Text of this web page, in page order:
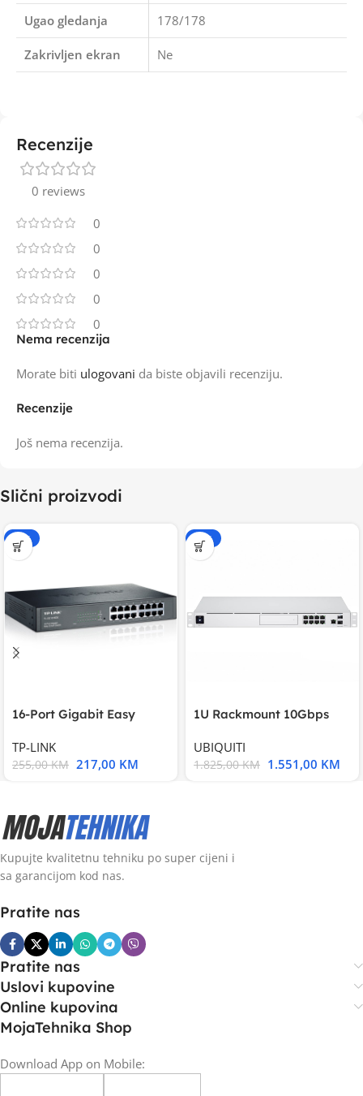
Ugao gledanja 178/178
Zakrivljen ekran Ne
Recenzije
0 reviews
0
0
0
0
0
Recenzije
Još nema recenzija.
Nema recenzija
Morate biti ulogovani da biste objavili recenziju.
Slični proizvodi
-15%
16-Port Gigabit Easy
TP-LINK
255,00KM 217,00 KM
-15%
1U Rackmount 10Gbps
UBIQUITI
1.825,00KM 1.551,00 KM
Kupujte kvalitetnu tehniku po super cijeni i
sa garancijom kod nas.
Pratite nas
Pratite nas
Uslovi kupovine
Online kupovina
MojaTehnika Shop
Download App on Mobile: